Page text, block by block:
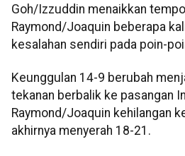
Goh/Izzuddin menaikkan
Raymond/Joaquin beberapa
kesalahan sendiri pada poin-
Keunggulan 14-9 berubah
tekanan berbalik ke pasangan
Raymond/Joaquin kehilangan
akhirnya menyerah 18-21.